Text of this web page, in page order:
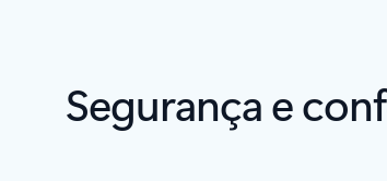
Segurança e